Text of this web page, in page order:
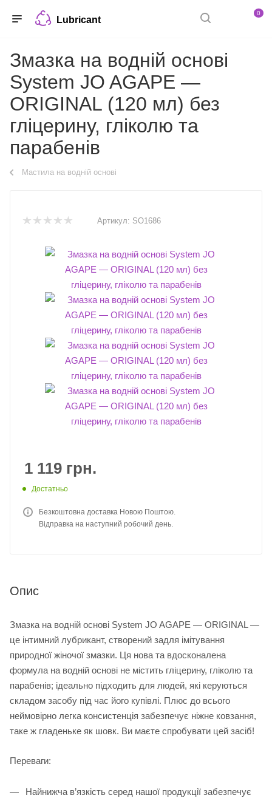
Lubricant
0
Змазка на водній основі
System JO AGAPE —
ORIGINAL (120 мл) без
гліцерину, гліколю та
парабенів
Мастила на водній основі
Артикул: SO1686
1 119 грн.
Достатньо
Безкоштовна доставка Новою Поштою.
Відправка на наступний робочий день.
Опис
Змазка на водній основі System JO AGAPE — ORIGINAL —
це інтимний лубрикант, створений задля імітування
природної жіночої змазки. Ця нова та вдосконалена
формула на водній основі не містить гліцерину, гліколю та
парабенів; ідеально підходить для людей, які керуються
складом засобу під час його купівлі. Плюс до всього
неймовірно легка консистенція забезпечує ніжне ковзання,
таке ж гладеньке як шовк. Ви маєте спробувати цей засіб!
Переваги:
Найнижча в’язкість серед нашої продукції забезпечує